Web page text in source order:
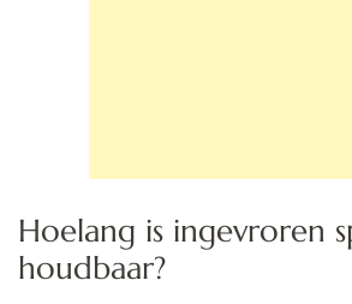
Hoelang is ingevroren
houdbaar?